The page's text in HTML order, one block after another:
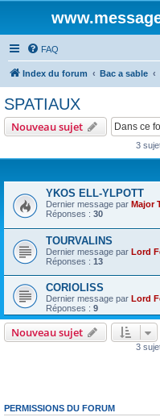
FAQ
Index du forum Bac a sable
SPATIAUX
Nouveau sujet
3
YKOS ELL-YLPOTT
Dernier message par Major
Réponses : 30
TOURVALINS
Dernier message par Lord
Réponses : 13
CORIOLISS
Dernier message par Lord
Réponses : 9
Nouveau sujet
3
PERMISSIONS DU FORUM